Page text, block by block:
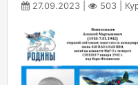
27.09.2023 | 503 |